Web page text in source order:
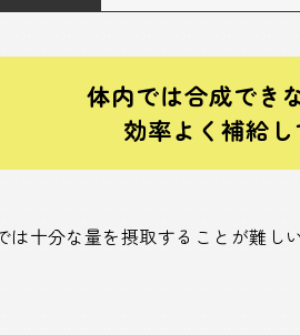
体内では合成でき
効率よく補給し
は十分な量を摂取することが難し